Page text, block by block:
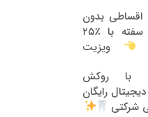
اقساطی بدون
چک و سفته با ٪۲۵
ویزیت
با روکش
دیجیتال رایگان
شرکتی